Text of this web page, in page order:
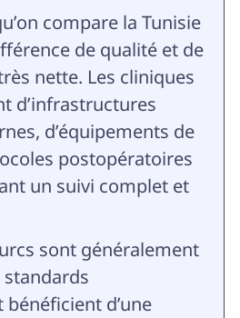
compare la Tunisie
de qualité et de
nette. Les cliniques
d’infrastructures
d’équipements de
postopératoires
un suivi complet et
sont généralement
d’une